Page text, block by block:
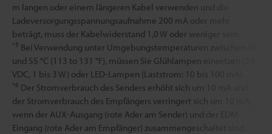
m langen oder einem längeren Kabel verwenden und die
Ladeversorgungsspannungsaufnahme 200 mA oder mehr
beträgt, muss der Kabelwiderstand 1,0 W oder weniger sein.
*5 Bei Verwendung unter Umgebungstemperaturen zwischen 45
und 55 °C (113 to 131 °F), müssen Sie Glühlampen einsetzen (24
VDC, 1 bis 3 W) oder LED-Lampen (Laststrom: 10 bis 100 mA).
*6 Der Stromverbrauch des Senders erhöht sich um 10 mA und
der Stromverbrauch des Empfängers verringert sich um 10 mA,
wenn der AUX-Ausgang (rote Ader am Sender) und der EDM-
Eingang (rote Ader am Empfänger) zusammengeschaltet sind